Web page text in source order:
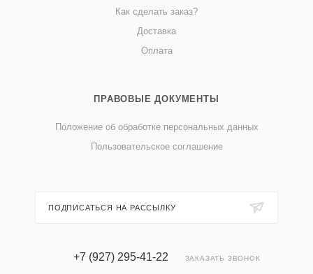
Как сделать заказ?
Доставка
Оплата
ПРАВОВЫЕ ДОКУМЕНТЫ
Положение об обработке персональных данных
Пользовательское соглашение
ПОДПИСАТЬСЯ НА РАССЫЛКУ
+7 (927) 295-41-22 ЗАКАЗАТЬ ЗВОНОК